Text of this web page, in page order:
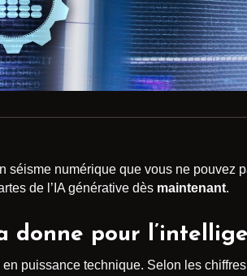
séisme numérique que vous ne pouvez
de l’IA générative dès maintenant.
donne pour
puissance technique. Selon les